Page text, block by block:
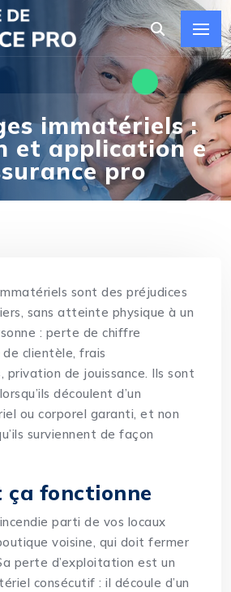
immatériels :
et application e
pro
sont des préjudices
sans atteinte physique à un
: perte de chiffre
clientèle, frais
privation de jouissance. Ils sont
découlent d’un
ou corporel garanti, et non
surviennent de façon
ça fonctionne
parti de vos locaux
voisine, qui doit fermer
perte d’exploitation est un
consécutif : il découle d’un